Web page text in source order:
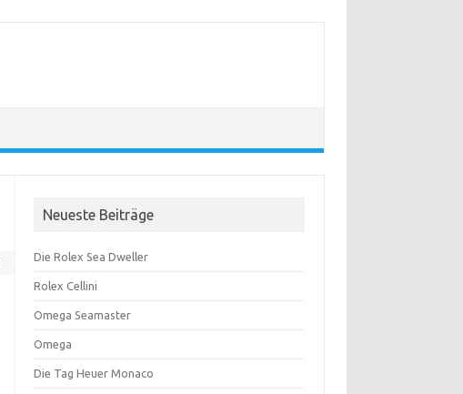
Neueste Beiträge
Die Rolex Sea Dweller
Rolex Cellini
Omega Seamaster
Omega
Die Tag Heuer Monaco